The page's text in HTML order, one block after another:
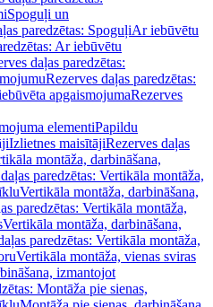
Spoguļi un
paredzētas: SpoguļiAr iebūvētu
Ar iebūvētu
daļas paredzētas:
Rezerves daļas paredzētas:
apgaismojumaRezerves
elementiPapildu
Izlietnes maisītājiRezerves daļas
montāža, darbināšana,
paredzētas: Vertikāla montāža,
Vertikāla montāža, darbināšana,
paredzētas: Vertikāla montāža,
Vertikāla montāža, darbināšana,
paredzētas: Vertikāla montāža,
Vertikāla montāža, vienas sviras
izmantojot
Montāža pie sienas,